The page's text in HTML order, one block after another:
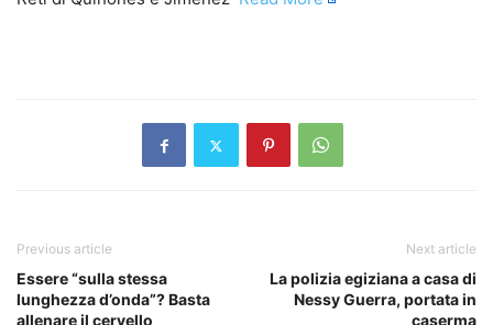
Previous article
Essere “sulla stessa
lunghezza d’onda”? Basta
allenare il cervello
Next article
La polizia egiziana a casa di
Nessy Guerra, portata in
caserma